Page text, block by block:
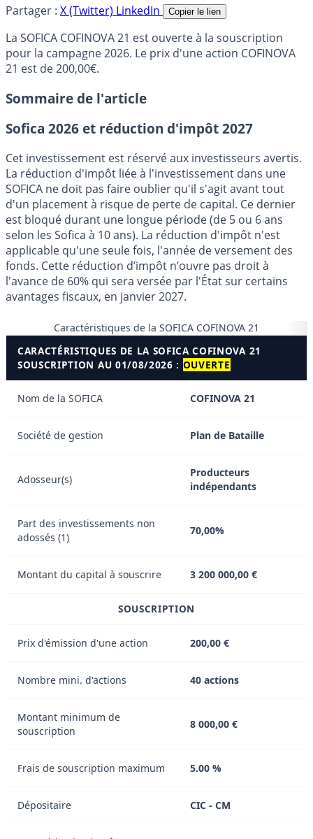
Partager : X (Twitter) LinkedIn Copier le lien
La SOFICA COFINOVA 21 est ouverte à la souscription
pour la campagne 2026. Le prix d'une action COFINOVA
21 est de 200,00€.
Sommaire de l'article
Sofica 2026 et réduction d'impôt 2027
Cet investissement est réservé aux investisseurs avertis.
La réduction d'impôt liée à l'investissement dans une
SOFICA ne doit pas faire oublier qu'il s'agit avant tout
d'un placement à risque de perte de capital. Ce dernier
est bloqué durant une longue période (de 5 ou 6 ans
selon les Sofica à 10 ans). La réduction d'impôt n'est
applicable qu'une seule fois, l'année de versement des
fonds. Cette réduction d’impôt n’ouvre pas droit à
l'avance de 60% qui sera versée par l'État sur certains
avantages fiscaux, en janvier 2027.
Caractéristiques de la SOFICA COFINOVA 21
CARACTÉRISTIQUES DE LA SOFICA COFINOVA 21
SOUSCRIPTION AU 01/08/2026 : OUVERTE
Nom de la SOFICA COFINOVA 21
Société de gestion Plan de Bataille
Adosseur(s)
Producteurs
indépendants
Part des investissements non
adossés (1)
70,00%
Montant du capital à souscrire 3 200 000,00 €
SOUSCRIPTION
Prix d'émission d'une action 200,00 €
Nombre mini. d'actions 40 actions
Montant minimum de
souscription
8 000,00 €
Frais de souscription maximum 5.00 %
Dépositaire CIC - CM